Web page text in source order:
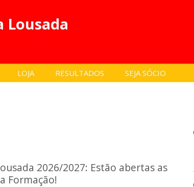
Lousada
LOJA RESULTADOS SEJA SÓCIO
2026/2027: Estão abertas as
Formação!